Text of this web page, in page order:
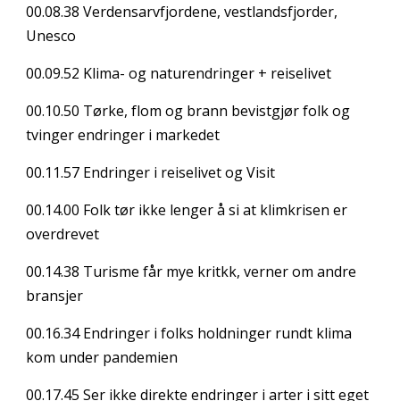
00.08.38 Verdensarvfjordene, vestlandsfjorder,
Unesco
00.09.52 Klima- og naturendringer + reiselivet
00.10.50 Tørke, flom og brann bevistgjør folk og
tvinger endringer i markedet
00.11.57 Endringer i reiselivet og Visit
00.14.00 Folk tør ikke lenger å si at klimkrisen er
overdrevet
00.14.38 Turisme får mye kritkk, verner om andre
bransjer
00.16.34 Endringer i folks holdninger rundt klima
kom under pandemien
00.17.45 Ser ikke direkte endringer i arter i sitt eget